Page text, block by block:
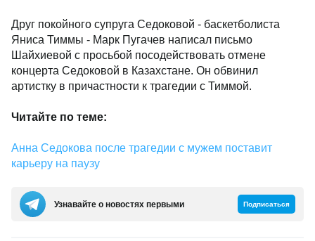
Друг покойного супруга Седоковой - баскетболиста
Яниса Тиммы - Марк Пугачев написал письмо
Шайхиевой с просьбой посодействовать отмене
концерта Седоковой в Казахстане. Он обвинил
артистку в причастности к трагедии с Тиммой.
Читайте по теме:
Анна Седокова после трагедии с мужем поставит
карьеру на паузу
Узнавайте о новостях первыми Подписаться